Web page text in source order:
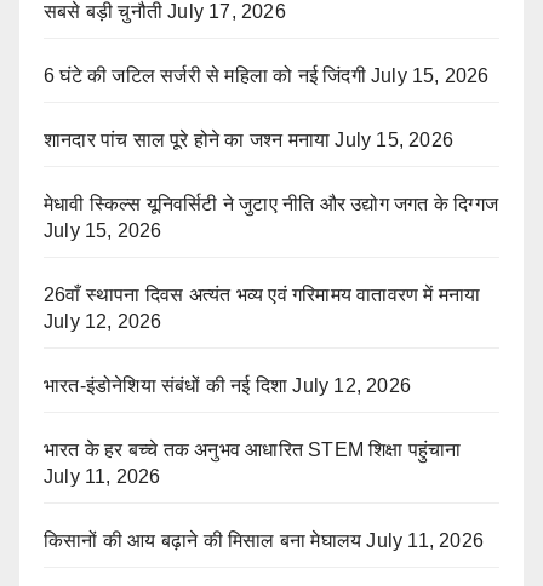
सबसे बड़ी चुनौती July 17, 2026
6 घंटे की जटिल सर्जरी से महिला को नई जिंदगी July 15, 2026
शानदार पांच साल पूरे होने का जश्न मनाया July 15, 2026
मेधावी स्किल्स यूनिवर्सिटी ने जुटाए नीति और उद्योग जगत के दिग्गज
July 15, 2026
26वाँ स्थापना दिवस अत्यंत भव्य एवं गरिमामय वातावरण में मनाया
July 12, 2026
भारत-इंडोनेशिया संबंधों की नई दिशा July 12, 2026
भारत के हर बच्चे तक अनुभव आधारित STEM शिक्षा पहुंचाना
July 11, 2026
किसानों की आय बढ़ाने की मिसाल बना मेघालय July 11, 2026